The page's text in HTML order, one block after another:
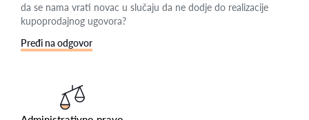
da se nama vrati novac u slučaju da ne dodje do realizacije
kupoprodajnog ugovora?
Pređi na odgovor